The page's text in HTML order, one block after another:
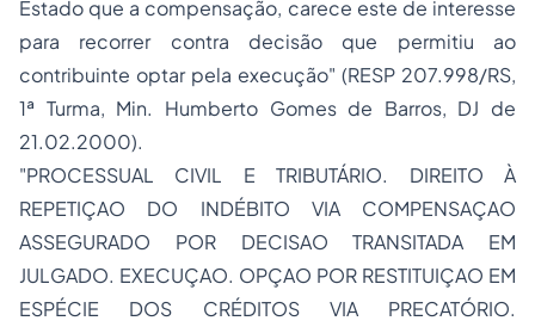
Estado que a compensação, carece este de interesse
para recorrer contra decisão que permitiu ao
contribuinte optar pela execução" (RESP 207.998/RS,
1ª Turma, Min. Humberto Gomes de Barros, DJ de
21.02.2000).
"PROCESSUAL CIVIL E TRIBUTÁRIO. DIREITO À
REPETIÇAO DO INDÉBITO VIA COMPENSAÇAO
ASSEGURADO POR DECISAO TRANSITADA EM
JULGADO. EXECUÇAO. OPÇAO POR RESTITUIÇAO EM
ESPÉCIE DOS CRÉDITOS VIA PRECATÓRIO.